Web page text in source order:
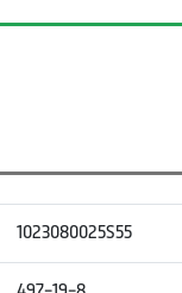
1023080025S55